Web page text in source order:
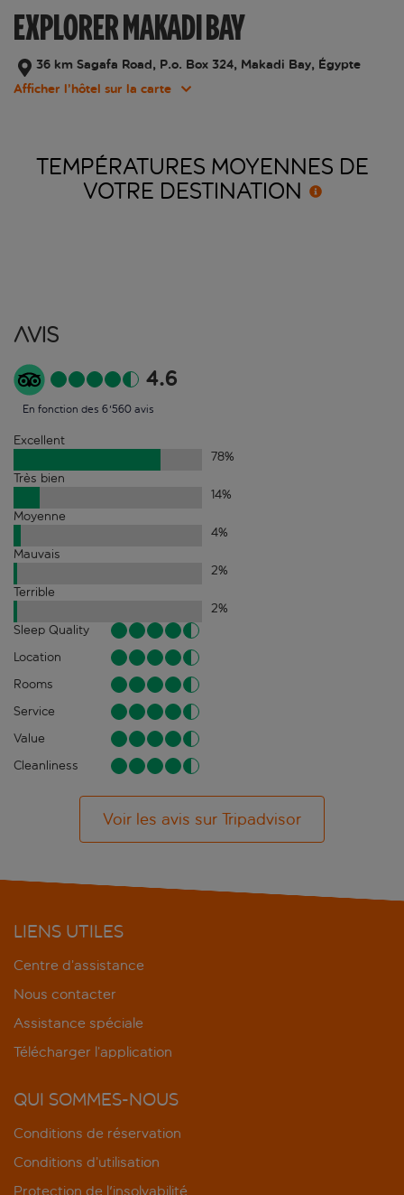
EXPLORER MAKADI BAY
36 km Sagafa Road, P.o. Box 324, Makadi Bay, Égypte
Afficher l’hôtel sur la carte
TEMPÉRATURES MOYENNES DE
VOTRE DESTINATION
Avis
4.6
En fonction des 6'560 avis
Excellent
78%
Très bien
14%
Moyenne
4%
Mauvais
2%
Terrible
2%
Sleep Quality
Location
Rooms
Service
Value
Cleanliness
Voir les avis sur Tripadvisor
LIENS UTILES
Centre d’assistance
Nous contacter
Assistance spéciale
Télécharger l’application
QUI SOMMES-NOUS
Conditions de réservation
Conditions d’utilisation
Protection de l'insolvabilité